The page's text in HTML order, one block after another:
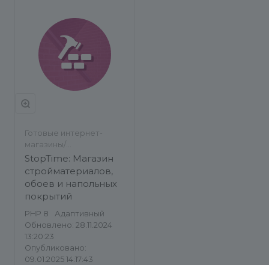
Готовые интернет-
магазины/
Строительство и
ремонт
StopTime: Магазин
стройматериалов,
обоев и напольных
покрытий
PHP 8
Адаптивный
Обновлено: 28.11.2024
13:20:23
Опубликовано:
09.01.2025 14:17:43